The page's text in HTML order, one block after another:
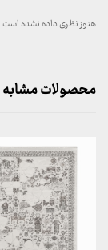
هنوز نظری داده نشده است
محصولات مشابه